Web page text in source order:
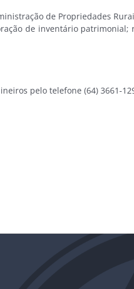
de Propriedades
de inventário patrimonial;
pelo telefone (64) 3661-